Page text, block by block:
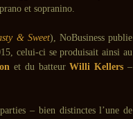
et sopranino.
& Sweet), NoBusiness publie
celui-ci se produisait ainsi au
et du batteurWilli Kellers –
– bien distinctes l’une de